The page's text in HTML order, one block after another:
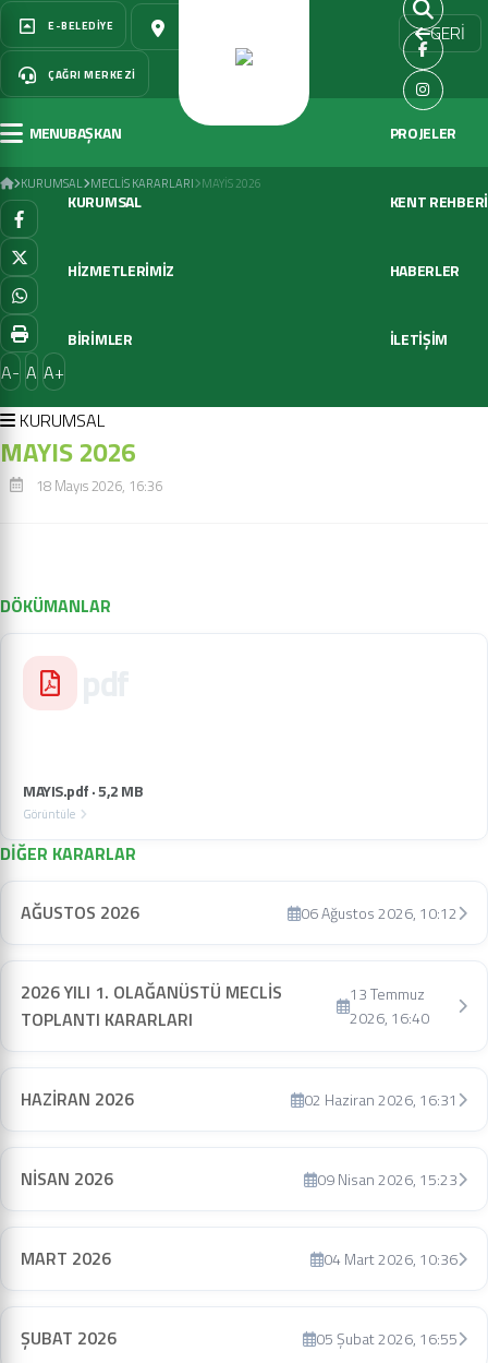
E-BELEDIYE
ÇAĞRI MERKEZI
MENUBAŞKAN
KURUMSAL
HİZMETLERİMİZ
BİRİMLER
PROJELER
KENT REHBERİ
HABERLER
İLETİŞİM
MAYIS 2026
KURUMSAL MECLIS KARARLARI MAYIS 2026
A- A A+
GERİ
KURUMSAL
MAYIS 2026
18 Mayıs 2026, 16:36
DÖKÜMANLAR
MAYIS.pdf · 5,2 MB
Görüntüle
DİĞER KARARLAR
AĞUSTOS 2026 06 Ağustos 2026, 10:12
2026 YILI 1. OLAĞANÜSTÜ MECLİS
TOPLANTI KARARLARI
13 Temmuz
2026, 16:40
HAZİRAN 2026 02 Haziran 2026, 16:31
NİSAN 2026 09 Nisan 2026, 15:23
MART 2026 04 Mart 2026, 10:36
ŞUBAT 2026 05 Şubat 2026, 16:55